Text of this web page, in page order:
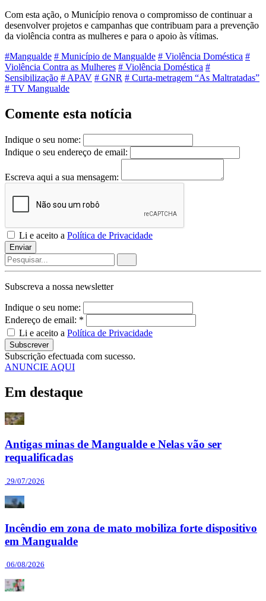
Com esta ação, o Município renova o compromisso de continuar a
desenvolver projetos e campanhas que contribuam para a prevenção
da violência contra as mulheres e para o apoio às vítimas.
#Mangualde # Município de Mangualde # Violência Doméstica #
Violência Contra as Mulheres # Violência Doméstica #
Sensibilização # APAV # GNR # Curta-metragem “As Maltratadas”
# TV Mangualde
Comente esta notícia
Indique o seu nome:
Indique o seu endereço de email:
Escreva aqui a sua mensagem:
Li e aceito a Política de Privacidade
Enviar
Subscreva a nossa newsletter
Indique o seu nome:
Endereço de email: *
Li e aceito a Política de Privacidade
Subscrever
Subscrição efectuada com sucesso.
ANUNCIE AQUI
Em destaque
Antigas minas de Mangualde e Nelas vão ser
requalificadas
29/07/2026
Incêndio em zona de mato mobiliza forte dispositivo
em Mangualde
06/08/2026